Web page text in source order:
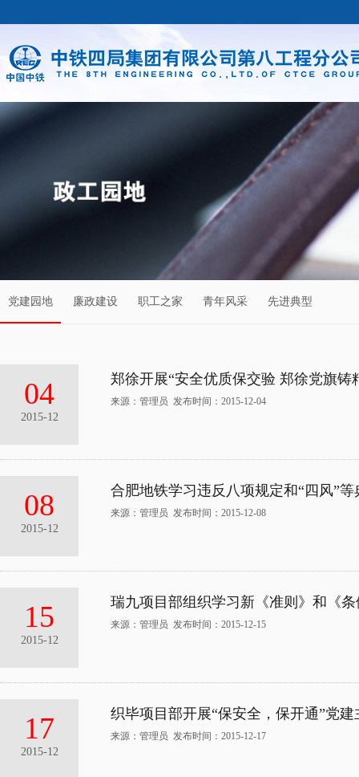
党建园地 廉政建设 职工之家 青年风采 先进典型
04
2015-12
郑徐开展“安全优质保交验 郑徐党旗铸
来源：管理员 发布时间：2015-12-04
08
2015-12
合肥地铁学习违反八项规定和“四风”
来源：管理员 发布时间：2015-12-08
15
2015-12
瑞九项目部组织学习新《准则》和《条
来源：管理员 发布时间：2015-12-15
17
2015-12
织毕项目部开展“保安全，保开通”党建
来源：管理员 发布时间：2015-12-17